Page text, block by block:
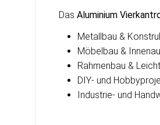
Das Aluminium
Metallbau &
Möbelbau &
Rahmenbau &
DIY- und
Industrie- und